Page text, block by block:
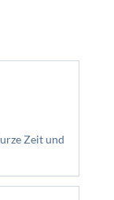
Zeit und